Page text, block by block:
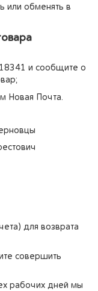
или обменять в
и сообщите о
Новая Почта.
для возврата
совершить
рабочих дней мы